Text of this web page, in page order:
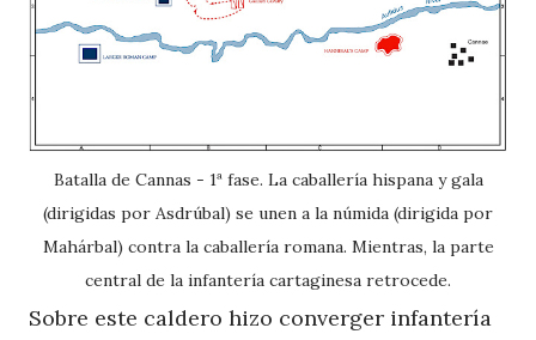
Batalla de Cannas - 1ª fase. La caballería hispana y gala
(dirigidas por Asdrúbal) se unen a la númida (dirigida por
Mahárbal) contra la caballería romana. Mientras, la parte
central de la infantería cartaginesa retrocede.
Sobre este caldero hizo converger infantería